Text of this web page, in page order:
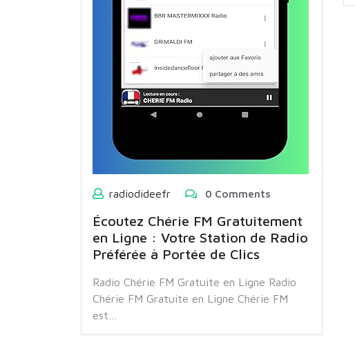
radiodideefr 0 Comments
Écoutez Chérie FM Gratuitement
en Ligne : Votre Station de Radio
Préférée à Portée de Clics
Radio Chérie FM Gratuite en Ligne Radio
Chérie FM Gratuite en Ligne Chérie FM
est…